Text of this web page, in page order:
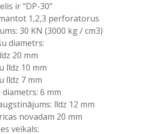
ir "DP-30"
1,2,3 perforatorus
30 KN (3000 kg / cm3)
diametrs:
20 mm
līdz 10 mm
līdz 7 mm
6 mm
līdz 12 mm
novadam 20 mm
veikals: